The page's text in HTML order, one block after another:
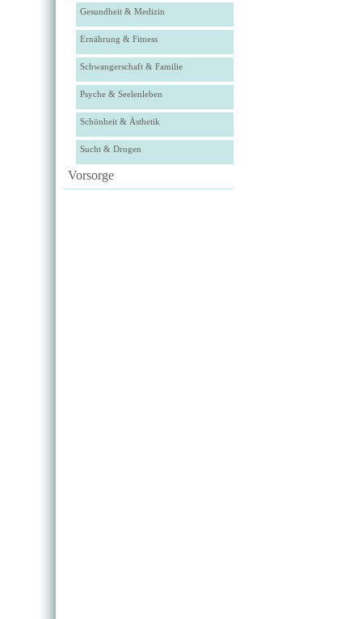
Gesundheit & Medizin
Ernährung & Fitness
Schwangerschaft & Familie
Psyche & Seelenleben
Schönheit & Ästhetik
Sucht & Drogen
Vorsorge